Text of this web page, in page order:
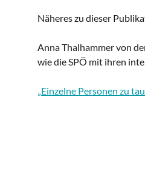
Näheres zu dieser
Anna Thalhammer von
wie die SPÖ mit ihren
„Einzelne Personen zu